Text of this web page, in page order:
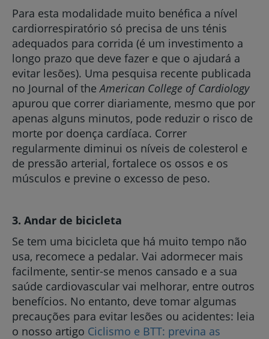
Para esta modalidade muito benéfica a nível
cardiorrespiratório só precisa de uns ténis
adequados para corrida (é um investimento a
longo prazo que deve fazer e que o ajudará a
evitar lesões). Uma pesquisa recente publicada
no Journal of theAmerican College of Cardiology
apurou que correr diariamente, mesmo que por
apenas alguns minutos, pode reduzir o risco de
morte por doença cardíaca. Correr
regularmente diminui os níveis de colesterol e
de pressão arterial, fortalece os ossos e os
músculos e previne o excesso de peso.
3. Andar de bicicleta
Se tem uma bicicleta que há muito tempo não
usa, recomece a pedalar. Vai adormecer mais
facilmente, sentir-se menos cansado e a sua
saúde cardiovascular vai melhorar, entre outros
benefícios. No entanto, deve tomar algumas
precauções para evitar lesões ou acidentes: leia
o nosso artigo Ciclismo e BTT: previna as